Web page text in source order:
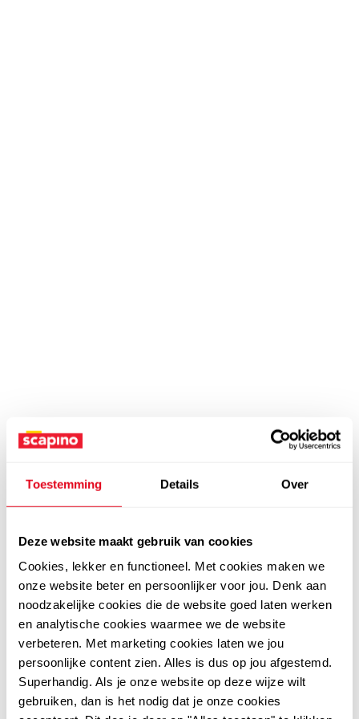
Toestemming Details Over
Deze website maakt gebruik van cookies
Cookies, lekker en functioneel. Met cookies maken we
onze website beter en persoonlijker voor jou. Denk aan
noodzakelijke cookies die de website goed laten werken
en analytische cookies waarmee we de website
verbeteren. Met marketing cookies laten we jou
persoonlijke content zien. Alles is dus op jou afgestemd.
Superhandig. Als je onze website op deze wijze wilt
gebruiken, dan is het nodig dat je onze cookies